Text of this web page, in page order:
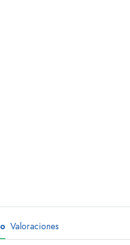
poligonales
según el material
Valoraciones